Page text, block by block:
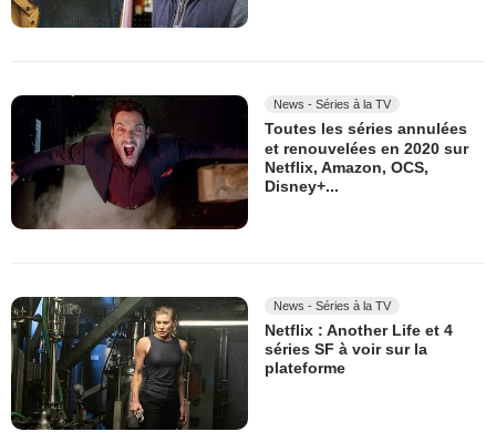
News - Séries à la TV
Toutes les séries annulées
et renouvelées en 2020 sur
Netflix, Amazon, OCS,
Disney+...
News - Séries à la TV
Netflix : Another Life et 4
séries SF à voir sur la
plateforme